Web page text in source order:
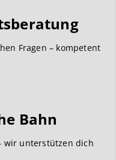
Fragen – kompetent
Bahn
wir unterstützen dich